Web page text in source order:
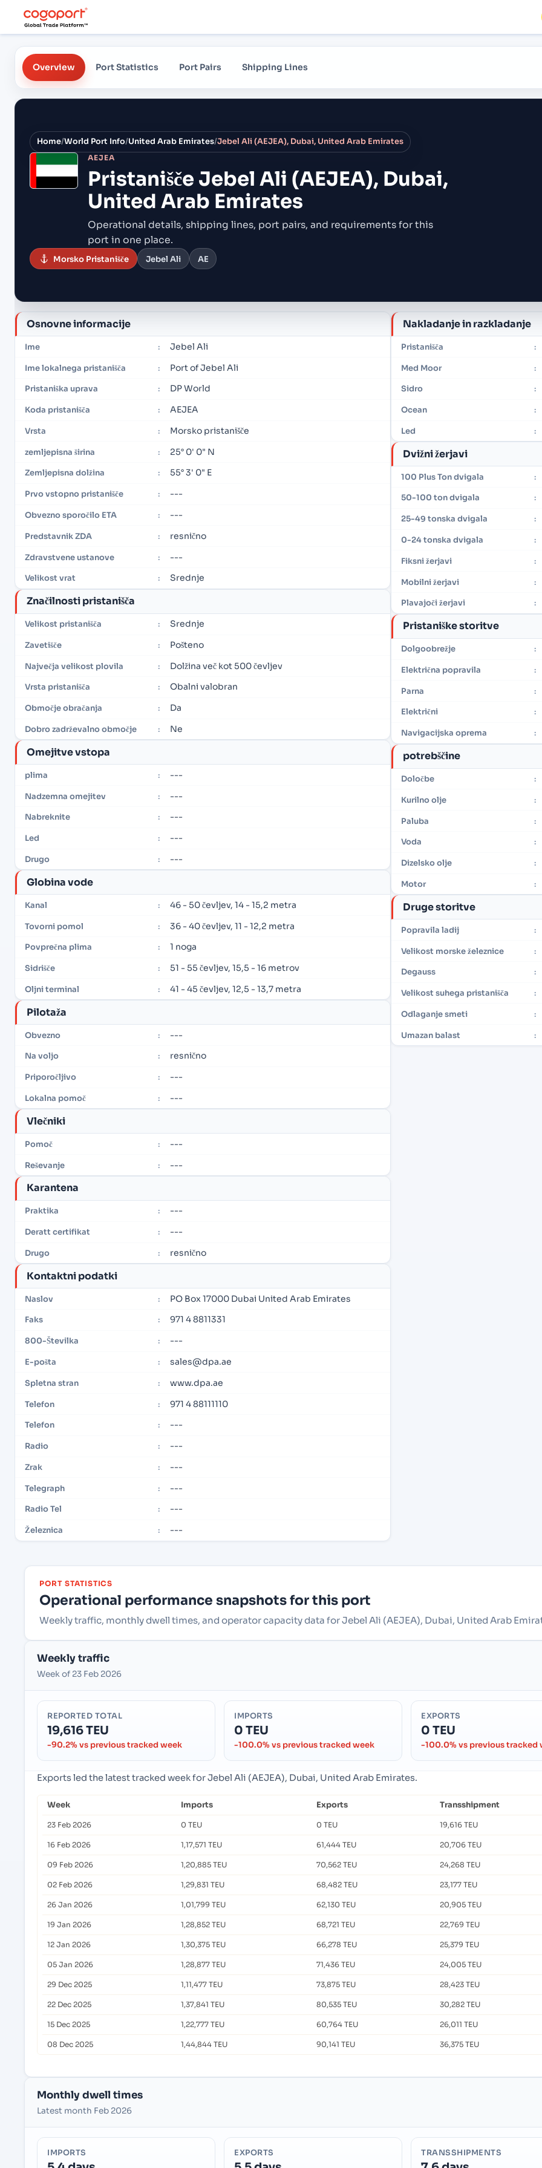
Overview Port Statistics Port Pairs Shipping Lines
Home/World Port Info/United Arab Emirates/Jebel Ali (AEJEA), Dubai, United Arab Emirates
AEJEA
Pristanišče Jebel Ali (AEJEA), Dubai,
United Arab Emirates
Operational details, shipping lines, port pairs, and requirements for this
port in one place.
Morsko Pristanišče Jebel Ali AE
Osnovne informacije
Ime : Jebel Ali
Ime lokalnega pristanišča : Port of Jebel Ali
Pristaniška uprava : DP World
Koda pristanišča : AEJEA
Vrsta : Morsko pristanišče
zemljepisna širina : 25° 0' 0" N
Zemljepisna dolžina : 55° 3' 0" E
Prvo vstopno pristanišče : ---
Obvezno sporočilo ETA : ---
Predstavnik ZDA : resnično
Zdravstvene ustanove : ---
Velikost vrat : Srednje
Značilnosti pristanišča
Velikost pristanišča : Srednje
Zavetišče : Pošteno
Največja velikost plovila : Dolžina več kot 500 čevljev
Vrsta pristanišča : Obalni valobran
Območje obračanja : Da
Dobro zadrževalno območje : Ne
Omejitve vstopa
plima : ---
Nadzemna omejitev : ---
Nabreknite : ---
Led : ---
Drugo : ---
Globina vode
Kanal : 46 - 50 čevljev, 14 - 15,2 metra
Tovorni pomol : 36 - 40 čevljev, 11 - 12,2 metra
Povprečna plima : 1 noga
Sidrišče : 51 - 55 čevljev, 15,5 - 16 metrov
Oljni terminal : 41 - 45 čevljev, 12,5 - 13,7 metra
Pilotaža
Obvezno : ---
Na voljo : resnično
Priporočljivo : ---
Lokalna pomoč : ---
Vlečniki
Pomoč : ---
Reševanje : ---
Karantena
Praktika : ---
Deratt certifikat : ---
Drugo : resnično
Kontaktni podatki
Naslov : PO Box 17000 Dubai United Arab Emirates
Faks : 971 4 8811331
800-Številka : ---
E-pošta : sales@dpa.ae
Spletna stran : www.dpa.ae
Telefon : 971 4 88111110
Telefon : ---
Radio : ---
Zrak : ---
Telegraph : ---
Radio Tel : ---
Železnica : ---
Nakladanje in razkladanje
Pristanišča :
Med Moor :
Sidro :
Ocean :
Led :
Dvižni žerjavi
100 Plus Ton dvigala :
50-100 ton dvigala :
25-49 tonska dvigala :
0-24 tonska dvigala :
Fiksni žerjavi :
Mobilni žerjavi :
Plavajoči žerjavi :
Pristaniške storitve
Dolgoobrežje :
Električna popravila :
Parna :
Električni :
Navigacijska oprema :
potrebščine
Določbe :
Kurilno olje :
Paluba :
Voda :
Dizelsko olje :
Motor :
Druge storitve
Popravila ladij :
Velikost morske železnice :
Degauss :
Velikost suhega pristanišča :
Odlaganje smeti :
Umazan balast :
PORT STATISTICS
Operational performance snapshots for this port
Weekly traffic, monthly dwell times, and operator capacity data for Jebel Ali (AEJEA), Dubai, United Arab
Weekly traffic
Week of 23 Feb 2026
REPORTED TOTAL
19,616 TEU
-90.2% vs previous tracked week
IMPORTS
0 TEU
-100.0% vs previous tracked week
EXPORTS
0 TEU
-100.0% vs previous tracked
Exports led the latest tracked week for Jebel Ali (AEJEA), Dubai, United Arab Emirates.
Week Imports Exports Transshipment
23 Feb 2026 0 TEU 0 TEU 19,616 TEU
16 Feb 2026 1,17,571 TEU 61,444 TEU 20,706 TEU
09 Feb 2026 1,20,885 TEU 70,562 TEU 24,268 TEU
02 Feb 2026 1,29,831 TEU 68,482 TEU 23,177 TEU
26 Jan 2026 1,01,799 TEU 62,130 TEU 20,905 TEU
19 Jan 2026 1,28,852 TEU 68,721 TEU 22,769 TEU
12 Jan 2026 1,30,375 TEU 66,278 TEU 25,379 TEU
05 Jan 2026 1,28,877 TEU 71,436 TEU 24,005 TEU
29 Dec 2025 1,11,477 TEU 73,875 TEU 28,423 TEU
22 Dec 2025 1,37,841 TEU 80,535 TEU 30,282 TEU
15 Dec 2025 1,22,777 TEU 60,764 TEU 26,011 TEU
08 Dec 2025 1,44,844 TEU 90,141 TEU 36,375 TEU
Monthly dwell times
Latest month Feb 2026
IMPORTS EXPORTS TRANSSHIPMENTS